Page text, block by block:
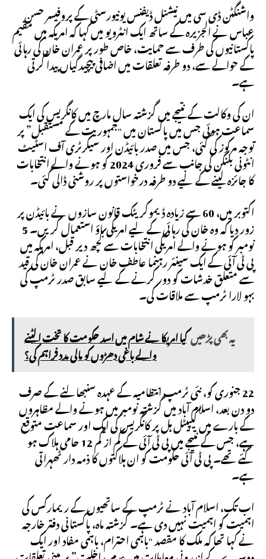
واشنگٹن ڈی سی میں نیشنل ڈیفنس یونیورسٹی کے پروفیسر حسن
عباس نے الجزیرہ کے ساتھ ایک انٹرویو میں کہا کہ امریکہ میں مقیم
پاکستانیوں کی طرف سے حمایت، خاص طور پر عمران خان کی رہائی
کے حوالے سے، دو طرفہ تعلقات میں اضافی پیچیدگیاں پیدا کرتی
ہے۔
ان کی وکالت کے نتیجے میں گزشتہ سال مارچ میں کانگریس کی ایک
سماعت ہوئی جس میں پاکستان میں "جمہوریت کے مستقبل” پر
توجہ مرکوز کی گئی، جس میں صدر بائیڈن اور سیکرٹری آف اسٹیٹ
انٹونی بلنکن کی جانب سے فروری 2024 کو ہونے والے انتخابات
کا جائزہ لینے کے لیے دو طرفہ درخواستوں پر روشنی ڈالی گئی۔
اکتوبر میں، 60 سے زیادہ ڈیموکریٹک قانون سازوں نے بائیڈن پر
زور دیا کہ وہ خان کی رہائی کے لیے امریکی باؤ استعمال کریں۔ 5
نومبر کو ہونے والے امریکی انتخابات سے کچھ دیر قبل، امریکہ میں
پی ٹی آئی کے ایک سینئر رہنما عاطف خان نے عمران خان کی قید
سے متعلق خدشات کو دور کرنے کے لیے سابق صدر ٹرمپ کی
بہو لارا ٹرمپ سے ملاقات کی۔
یہ بھی پڑھیںکیا امریکا نے شام میں اسد حکومت کا تخت الٹنے
والے باغی دھڑوں کو مالی مدد فراہم کی؟
22 جنوری کو، نئی ٹرمپ انتظامیہ کے عہدہ سنبھالنے کے صرف
دو دن بعد، اسلام آباد میں گزشتہ نومبر میں ہونے والے مظاہروں
کے بارے میں کیپیٹل ہل پر کانگریس کی ایک اور سماعت متوقع
ہے، جس کے نتیجے میں پی ٹی آئی کے کم از کم 12 حامی ہلاک ہو
گئے تھے۔ پی ٹی آئی حکومت کو ان ہلاکتوں کا ذمہ دار ٹھہراتی
ہے۔
اب تک، اسلام آباد نے ٹرمپ کے ساتھیوں کے ریمارکس کی
اہمیت کو اہمیت نہیں دی ہے۔ گزشتہ ماہ، پاکستانی دفتر خارجہ
نے کہا تھا کہ ملک کا مقصد "باہمی احترام، باہمی مفاد اور ایک